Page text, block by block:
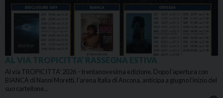
AL VIA TROPICITTA’ RASSEGNA ESTIVA
Al via TROPICITTA’ 2026 – trentanovesima edizione. Dopo l’apertura con
BIANCA di Nanni Moretti, l’arena Italia di Ancona, anticipa a giugno l’inizio del
suo cartellone…